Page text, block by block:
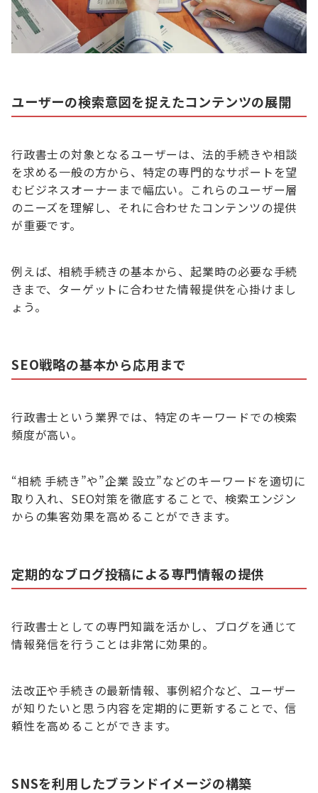
ユーザーの検索意図を捉えたコンテンツの展開
行政書士の対象となるユーザーは、法的手続きや相談
を求める一般の方から、特定の専門的なサポートを望
むビジネスオーナーまで幅広い。これらのユーザー層
のニーズを理解し、それに合わせたコンテンツの提供
が重要です。
例えば、相続手続きの基本から、起業時の必要な手続
きまで、ターゲットに合わせた情報提供を心掛けまし
ょう。
SEO戦略の基本から応用まで
行政書士という業界では、特定のキーワードでの検索
頻度が高い。
“相続 手続き”や”企業 設立”などのキーワードを適切に
取り入れ、SEO対策を徹底することで、検索エンジン
からの集客効果を高めることができます。
定期的なブログ投稿による専門情報の提供
行政書士としての専門知識を活かし、ブログを通じて
情報発信を行うことは非常に効果的。
法改正や手続きの最新情報、事例紹介など、ユーザー
が知りたいと思う内容を定期的に更新することで、信
頼性を高めることができます。
SNSを利用したブランドイメージの構築